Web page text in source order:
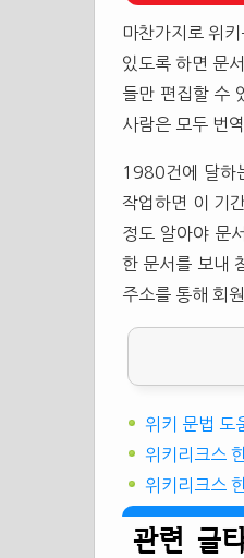
마찬가지로 위
있도록 하면 문
들만 편집할 수
사람은 모두 번
1980건에 달하
작업하면 이 기
정도 알아야 문
한 문서를 보내
주소를 통해 회
위키 문법 도
위키리크스
위키리크스
관련 글